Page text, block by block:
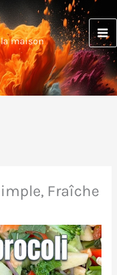
la maison
Fraîche